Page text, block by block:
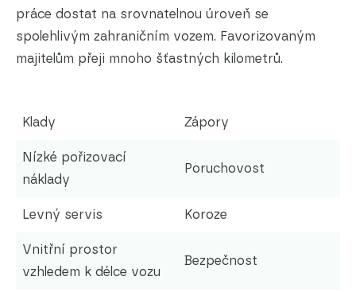
práce dostat na srovnatelnou úroveň se
spolehlivým zahraničním vozem. Favorizovaným
majitelům přeji mnoho šťastných kilometrů.
Klady Zápory
Nízké pořizovací
náklady
Poruchovost
Levný servis Koroze
Vnitřní prostor
vzhledem k délce vozu
Bezpečnost